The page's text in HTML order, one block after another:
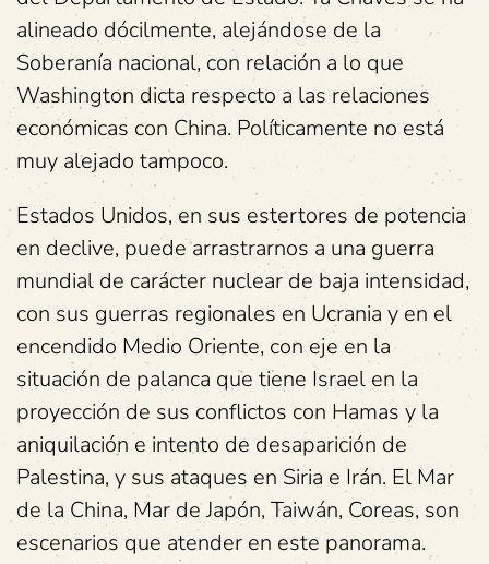
alineado dócilmente, alejándose de la
Soberanía nacional, con relación a lo que
Washington dicta respecto a las relaciones
económicas con China. Políticamente no está
muy alejado tampoco.
Estados Unidos, en sus estertores de potencia
en declive, puede arrastrarnos a una guerra
mundial de carácter nuclear de baja intensidad,
con sus guerras regionales en Ucrania y en el
encendido Medio Oriente, con eje en la
situación de palanca que tiene Israel en la
proyección de sus conflictos con Hamas y la
aniquilación e intento de desaparición de
Palestina, y sus ataques en Siria e Irán. El Mar
de la China, Mar de Japón, Taiwán, Coreas, son
escenarios que atender en este panorama.